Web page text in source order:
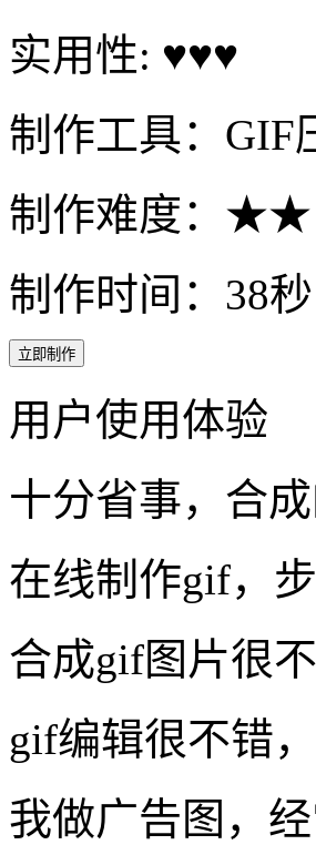
实用性: ♥♥♥
制作工具：GIF
制作难度：★★
制作时间：38秒
立即制作
用户使用体验
十分省事，合
在线制作gif，
合成gif图片很
gif编辑很不错
我做广告图，